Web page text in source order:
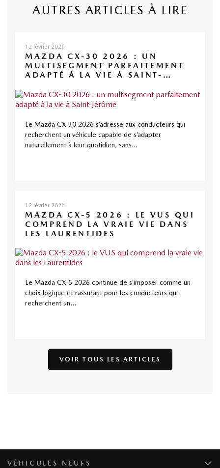
AUTRES ARTICLES À LIRE
12 février 2026
MAZDA CX-30 2026 : UN
MULTISEGMENT PARFAITEMENT
ADAPTÉ À LA VIE À SAINT-
Le Mazda CX-30 2026 s’adresse aux conducteurs qui
recherchent un véhicule capable de s’adapter
naturellement à leur quotidien, sans...
12 février 2026
MAZDA CX-5 2026 : LE VUS QUI
COMPREND LA VRAIE VIE DANS
LES LAURENTIDES
Le Mazda CX-5 2026 continue de s’imposer comme un
choix logique et rassurant pour les conducteurs qui
recherchent un...
VOIR TOUS LES ARTICLES
VÉHICULES NEUFS